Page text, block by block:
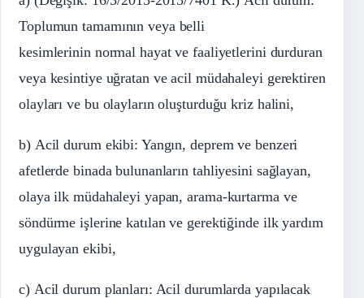
Toplumun tamamının veya belli
kesimlerinin normal hayat ve faaliyetlerini durduran
veya kesintiye uğratan ve acil müdahaleyi gerektiren
olayları ve bu olayların oluşturduğu kriz halini,
b) Acil durum ekibi: Yangın, deprem ve benzeri
afetlerde binada bulunanların tahliyesini sağlayan,
olaya ilk müdahaleyi yapan, arama-kurtarma ve
söndürme işlerine katılan ve gerektiğinde ilk yardım
uygulayan ekibi,
c) Acil durum planları: Acil durumlarda yapılacak